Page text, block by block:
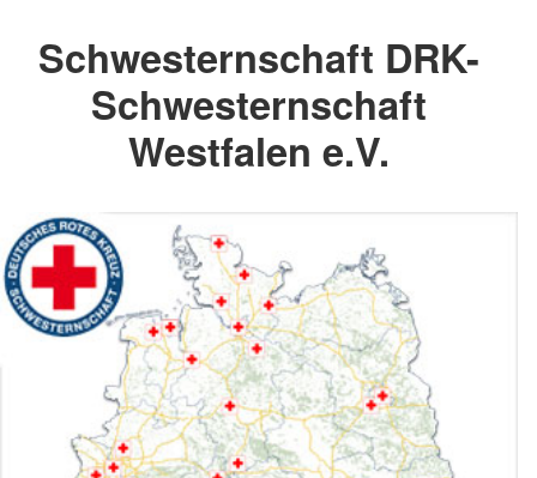
Schwesternschaft DRK-
Schwesternschaft
Westfalen e.V.